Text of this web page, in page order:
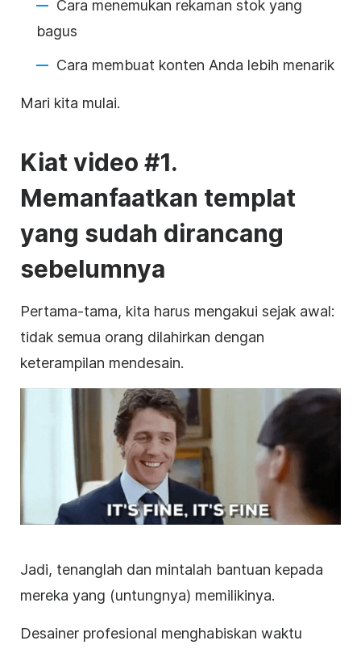
Cara menemukan rekaman stok yang
bagus
Cara membuat konten Anda lebih menarik
Mari kita mulai.
Kiat video #1.
Memanfaatkan templat
yang sudah dirancang
sebelumnya
Pertama-tama, kita harus mengakui sejak awal:
tidak semua orang dilahirkan dengan
keterampilan mendesain.
Jadi, tenanglah dan mintalah bantuan kepada
mereka yang (untungnya) memilikinya.
Desainer profesional menghabiskan waktu